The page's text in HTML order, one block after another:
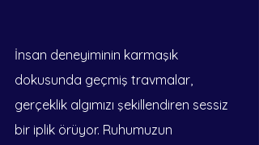
İnsan deneyiminin karmaşık
dokusunda geçmiş travmalar,
gerçeklik algımızı şekillendiren sessiz
bir iplik örüyor. Ruhumuzun